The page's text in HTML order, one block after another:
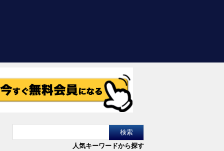
人気キーワードから探す